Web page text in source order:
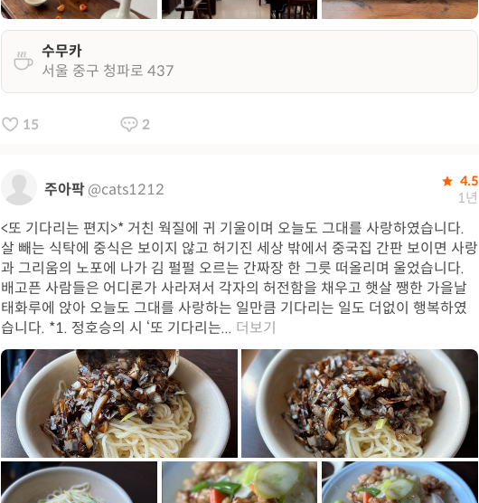
수무카
서울 중구 청파로 437
15 2
주아팍@cats1212 4.5
1년
<또 기다리는 편지>* 거친 웍질에 귀 기울이며 오늘도 그대를 사랑하였습니다.
살 빼는 식탁에 중식은 보이지 않고 허기진 세상 밖에서 중국집 간판 보이면 사랑
과 그리움의 노포에 나가 김 펄펄 오르는 간짜장 한 그릇 떠올리며 울었습니다.
배고픈 사람들은 어디론가 사라져서 각자의 허전함을 채우고 햇살 쨍한 가을날
태화루에 앉아 오늘도 그대를 사랑하는 일만큼 기다리는 일도 더없이 행복하였
습니다. *1. 정호승의 시 ‘또 기다리는... 더보기